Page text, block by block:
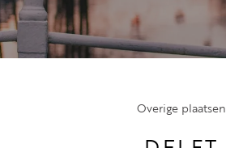
Overige plaatsen
Te huur
Shortstay
DIENSTEN